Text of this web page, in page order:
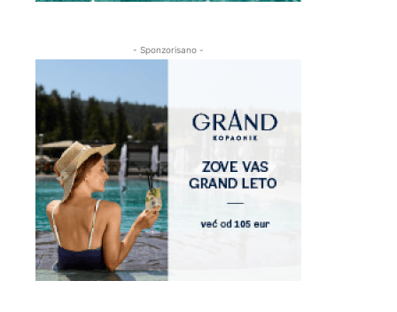
- Sponzorisano -